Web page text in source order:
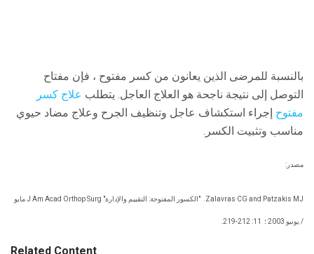
بالنسبة للمرضى الذين يعانون من كسر مفتوح ، فإن مفتاح
التوصل إلى نتيجة ناجحة هو العلاج العاجل. يتطلب علاج كسر
مفتوح إجراء استكشاف عاجل وتنظيف الجرح وعلاج مضاد حيوي
مناسب وتثبيت الكسر.
مصدر:
Zalavras CG and Patzakis MJ. "الكسور المفتوحة: التقييم والإدارة" J Am Acad Orthop Surg مايو
/ يونيو 2003 ؛ 11: 212-219.
Related Content